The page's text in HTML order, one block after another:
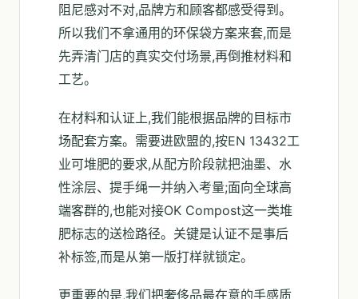
阻尼感对不对,品牌方和顾客都感受得到。
所以我们不拿通用的环保袋方案来套,而是
先弄清门店的真实交付场景,再倒推材料和
工艺。
在材料和认证上,我们能根据品牌的目标市
场配套方案。需要进欧盟的,按EN 13432工
业可堆肥的要求,从配方阶段就把油墨、水
性涂层、提手绳一并纳入考量;面向全球高
端客群的,也能对接OK Compost这一类堆
肥标志的送检路径。关键是认证不是事后
补标签,而是从第一版打样就锁定。
更重要的是,我们把奢侈品最在意的手感质